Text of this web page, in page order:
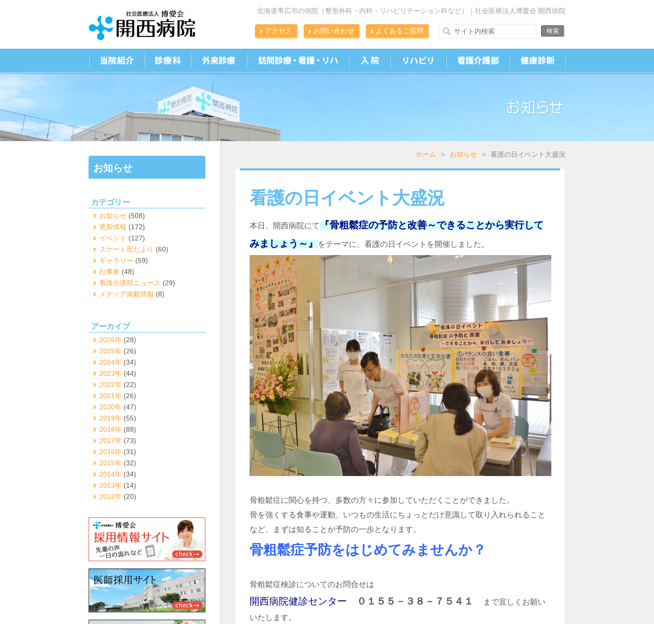
北海道帯広市の病院（整形外科・内科・リハビリテーション科など）｜社会医療法人博愛会 開西病院
よくあるご質問
お問い合わせ
アクセス
ホーム > お知らせ > 看護の日イベント大盛況
看護の日イベント大盛況
本日、開西病院にて『骨粗鬆症の予防と改善～できることから実行して
みましょう～』をテーマに、看護の日イベントを開催しました。
骨粗鬆症に関心を持つ、多数の方々に参加していただくことができました。
骨を強くする食事や運動、いつもの生活にちょっとだけ意識して取り入れられること
など、まずは知ることが予防の一歩となります。
骨粗鬆症予防をはじめてみませんか？
骨粗鬆症検診についてのお問合せは
開西病院健診センター ０１５５－３８－７５４１
まで宜しくお願い
いたします。
お知らせ
カテゴリー
お知らせ (508)
更新情報 (172)
イベント (127)
スケート部だより (60)
ギャラリー (59)
行事食 (48)
看護介護部ニュース (29)
メディア掲載情報 (8)
アーカイブ
2026年 (28)
2025年 (26)
2024年 (34)
2023年 (44)
2022年 (22)
2021年 (26)
2020年 (47)
2019年 (55)
2018年 (88)
2017年 (73)
2016年 (31)
2015年 (32)
2014年 (34)
2013年 (14)
2012年 (20)